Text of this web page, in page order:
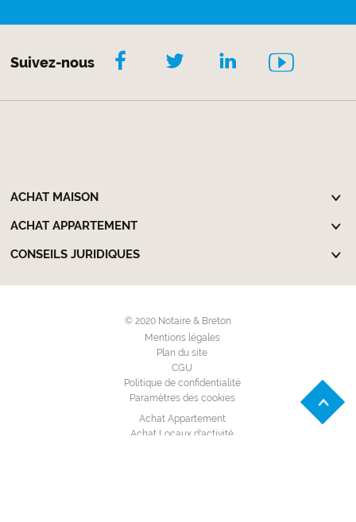
Suivez-nous
ACHAT MAISON
ACHAT APPARTEMENT
CONSEILS JURIDIQUES
© 2020 Notaire & Breton
Mentions légales
Plan du site
CGU
Politique de confidentialité
Paramètres des cookies
Achat Appartement
Achat Locaux d'activité